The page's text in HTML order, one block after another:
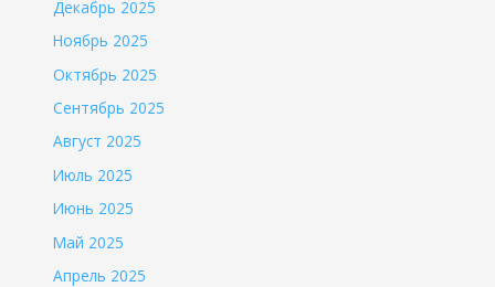
Декабрь 2025
Ноябрь 2025
Октябрь 2025
Сентябрь 2025
Август 2025
Июль 2025
Июнь 2025
Май 2025
Апрель 2025